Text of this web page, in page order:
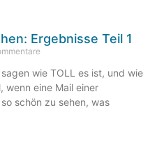
Ergebnisse Teil 1
wie TOLL es ist, und wie
wenn eine Mail einer
schön zu sehen, was